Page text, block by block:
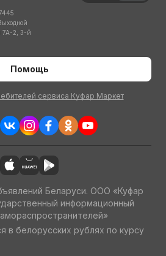
7А-2, 3-й
Помощь
сервиса Куфар Маркет
Беларуси. ООО «Куфар
информационный
в белорусских рублях по курсу